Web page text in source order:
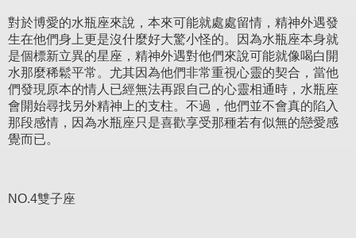
對於博愛的水瓶座來說，本來可能就處處留情，精神外遇發
生在他們身上更是沒什麼好大驚小怪的。因為水瓶座本身就
是個標新立異的星座，精神外遇對他們來說可能就像喝白開
水那麼稀鬆平常。尤其因為他們非常重視心靈的契合，當他
們發現原本的情人已經無法再跟自己的心靈相通時，水瓶座
會開始尋找另外精神上的支柱。不過，他們並不會真的陷入
那段感情，因為水瓶座只是喜歡享受那種若有似無的戀愛感
覺而已。
NO.4雙子座